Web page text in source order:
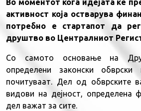
Во моментот кога идејата ќе
активност која остварува
потребно е стартапот да
друштво во Централниот
Со самото основање на
определени законски
почитуваат. Дел од обврските
видови на дејност, определена
дел важат за сите.